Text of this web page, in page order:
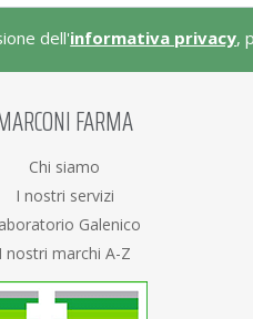
dell'informativa privacy,
FARMA
Chi siamo
I nostri servizi
Galenico
I nostri marchi A-Z